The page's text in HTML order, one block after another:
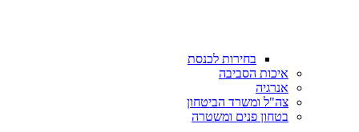
בחירות לכנסת
איכות הסביבה
אנרגיה
צה"ל ומשרד הביטחון
בטחון פנים ומשטרה